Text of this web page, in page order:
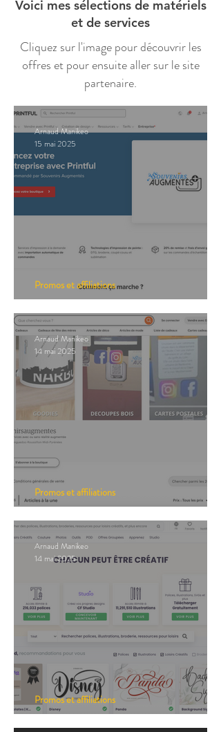
Voici mes sélections de matériels
et de services
Cliquez sur l'image pour découvrir les
offres et pour ensuite aller sur le site
partenaire.
Promos : PrintFull
Promos et affiliations
Arnaud Manikeo
15 mai 2025
Promos : Etsy Shop
Promos et affiliations
Arnaud Manikeo
14 mai 2025
Promos : Creative Fabrica
Promos et affiliations
Arnaud Manikeo
14 mai 2025